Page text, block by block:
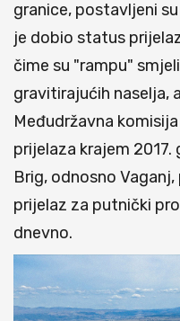
granice, postavljeni
je dobio status
čime su "rampu"
gravitirajućih naselja,
Međudržavna
prijelaza krajem
Brig, odnosno
prijelaz za putnički
dnevno.